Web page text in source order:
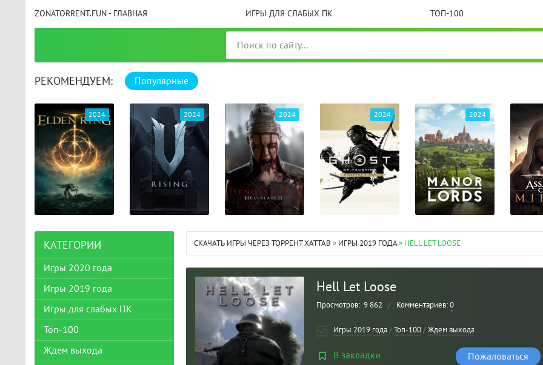
ZONATORRENT.FUN - ГЛАВНАЯ ИГРЫ ДЛЯ СЛАБЫХ ПК ТОП-100
РЕКОМЕНДУЕМ: Популярные
2024 2024 2024 2024 2024
СКАЧАТЬ ИГРЫ ЧЕРЕЗ ТОРРЕНТ XATTAB » ИГРЫ 2019 ГОДА» HELL LET LOOSE
Hell Let Loose
Просмотров: 9 862 / Комментариев:0
Игры 2019 года/Топ-100/Ждем выхода От 1-го
В закладки Пожаловаться
КАТЕГОРИИ
Игры 2020 года
Игры 2019 года
Игры для слабых ПК
Топ-100
Ждем выхода